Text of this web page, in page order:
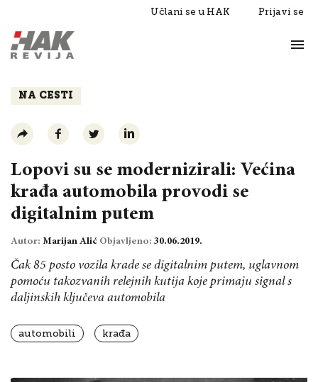
Učlani se u HAK Prijavi se
Razgovori
NA CESTI
Lopovi su se modernizirali: Većina
krađa automobila provodi se
digitalnim putem
Autor: Marijan Alić Objavljeno: 30.06.2019.
Čak 85 posto vozila krade se digitalnim putem, uglavnom
pomoću takozvanih relejnih kutija koje primaju signal s
daljinskih ključeva automobila
automobili krađa